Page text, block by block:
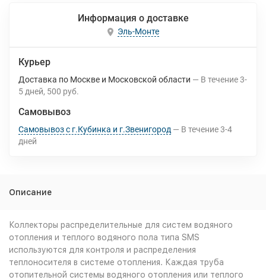
Информация о доставке
Эль-Монте
Курьер
Доставка по Москве и Московской области В течение3-
5 дней 500 руб.
Самовывоз
Самовывоз с г.Кубинка и г.Звенигород В течение3-4
дней
Описание
Коллекторы распределительные для систем водяного
отопления и теплого водяного пола типа SMS
используются для контроля и распределения
теплоносителя в системе отопления. Каждая труба
отопительной системы водяного отопления или теплого